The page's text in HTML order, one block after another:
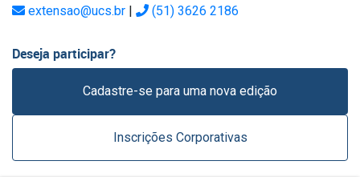
extensao@ucs.br | (51) 3626 2186
Deseja participar?
Cadastre-se para uma nova edição
Inscrições Corporativas